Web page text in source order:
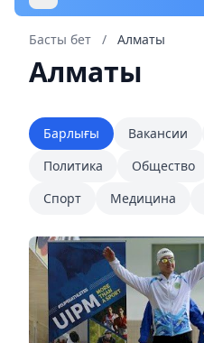
Басты бет / Алматы
Алматы
Барлығы Вакансии
Политика
Общество
Спорт
Медицина